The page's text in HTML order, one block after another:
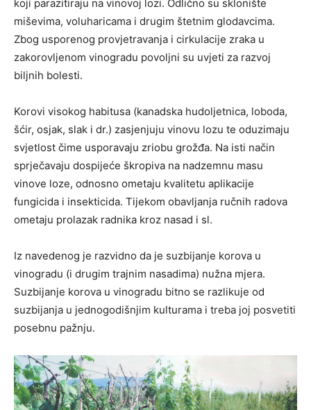
koji parazitiraju na vinovoj lozi. Odlično su sklonište
miševima, voluharicama i drugim štetnim glodavcima.
Zbog usporenog provjetravanja i cirkulacije zraka u
zakorovljenom vinogradu povoljni su uvjeti za razvoj
biljnih bolesti.
Korovi visokog habitusa (kanadska hudoljetnica, loboda,
šćir, osjak, slak i dr.) zasjenjuju vinovu lozu te oduzimaju
svjetlost čime usporavaju zriobu grožđa. Na isti način
sprječavaju dospijeće škropiva na nadzemnu masu
vinove loze, odnosno ometaju kvalitetu aplikacije
fungicida i insekticida. Tijekom obavljanja ručnih radova
ometaju prolazak radnika kroz nasad i sl.
Iz navedenog je razvidno da je suzbijanje korova u
vinogradu (i drugim trajnim nasadima) nužna mjera.
Suzbijanje korova u vinogradu bitno se razlikuje od
suzbijanja u jednogodišnjim kulturama i treba joj posvetiti
posebnu pažnju.